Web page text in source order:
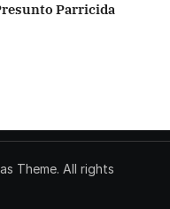
Parricida
Theme. All rights